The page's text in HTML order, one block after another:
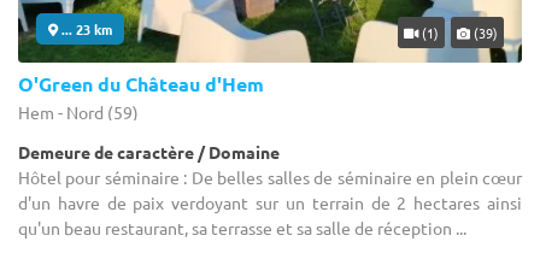
... 23 km (1) (39)
O'Green du Château d'Hem
Hem - Nord (59)
Demeure de caractère / Domaine
Hôtel pour séminaire : De belles salles de séminaire en plein cœur
d'un havre de paix verdoyant sur un terrain de 2 hectares ainsi
qu'un beau restaurant, sa terrasse et sa salle de réception ...